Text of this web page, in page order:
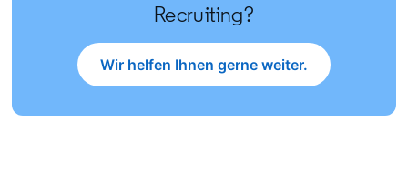
Recruiting?
Wir helfen Ihnen gerne weiter.
opens in a new tab